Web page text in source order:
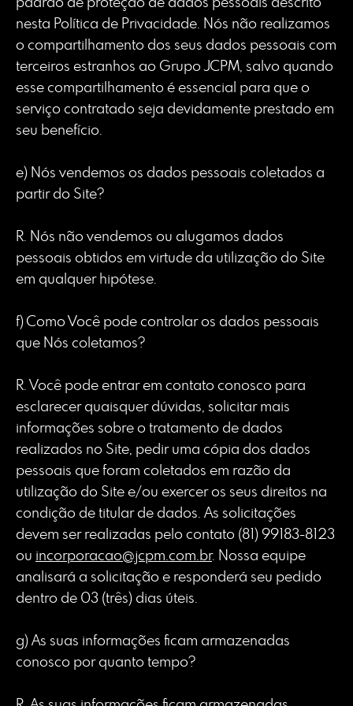
padrão de proteção de dados pessoais descrito
nesta Política de Privacidade. Nós não realizamos
o compartilhamento dos seus dados pessoais com
terceiros estranhos ao Grupo JCPM, salvo quando
esse compartilhamento é essencial para que o
serviço contratado seja devidamente prestado em
seu benefício.
e) Nós vendemos os dados pessoais coletados a
partir do Site?
R. Nós não vendemos ou alugamos dados
pessoais obtidos em virtude da utilização do Site
em qualquer hipótese.
f) Como Você pode controlar os dados pessoais
que Nós coletamos?
R. Você pode entrar em contato conosco para
esclarecer quaisquer dúvidas, solicitar mais
informações sobre o tratamento de dados
realizados no Site, pedir uma cópia dos dados
pessoais que foram coletados em razão da
utilização do Site e/ou exercer os seus direitos na
condição de titular de dados. As solicitações
devem ser realizadas pelo contato (81) 99183-8123
ou incorporacao@jcpm.com.br. Nossa equipe
analisará a solicitação e responderá seu pedido
dentro de 03 (três) dias úteis.
g) As suas informações ficam armazenadas
conosco por quanto tempo?